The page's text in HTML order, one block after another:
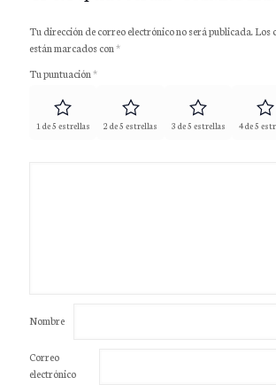
Tu dirección de correo electrónico no será publicada.Los
están marcados con*
Tu puntuación*
1 de 5 estrellas 2 de 5 estrellas 3 de 5 estrellas 4 de 5
Nombre
Correo
electrónico